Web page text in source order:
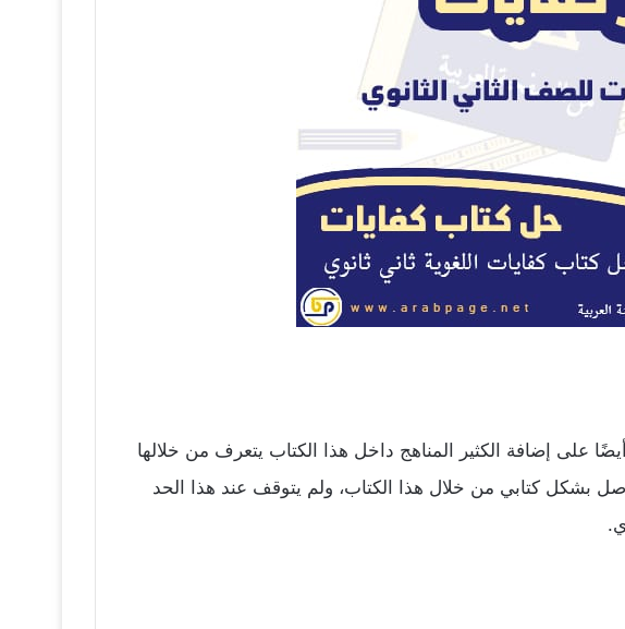
على إضافة الكثير المناهج داخل هذا الكتاب يتعرف من خلالها
بشكل كتابي من خلال هذا الكتاب، ولم يتوقف عند هذا الحد